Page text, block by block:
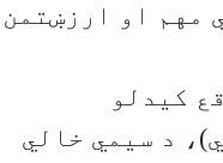
مهم او ارزښتمن
کیدلو
د سیمي خالي